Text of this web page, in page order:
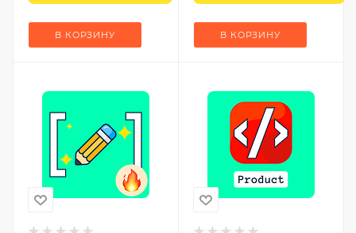
В КОРЗИНУ В КОРЗИНУ